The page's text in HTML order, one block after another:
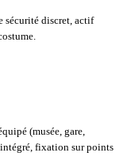
sécurité discret, actif
(musée, gare,
fixation sur points